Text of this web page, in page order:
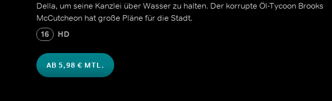
Della, um seine Kanzlei über Wasser zu halten. Der korrupte Öl-Tycoon Brooks
McCutcheon hat große Pläne für die Stadt.
16 HD
AB 5,98 € MTL.